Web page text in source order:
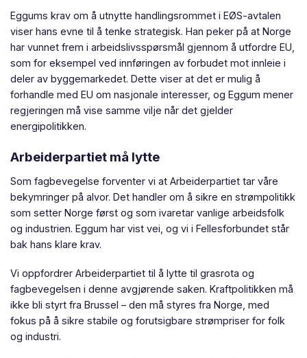
Eggums krav om å utnytte handlingsrommet i EØS-avtalen
viser hans evne til å tenke strategisk. Han peker på at Norge
har vunnet frem i arbeidslivsspørsmål gjennom å utfordre EU,
som for eksempel ved innføringen av forbudet mot innleie i
deler av byggemarkedet. Dette viser at det er mulig å
forhandle med EU om nasjonale interesser, og Eggum mener
regjeringen må vise samme vilje når det gjelder
energipolitikken.
Arbeiderpartiet må lytte
Som fagbevegelse forventer vi at Arbeiderpartiet tar våre
bekymringer på alvor. Det handler om å sikre en strømpolitikk
som setter Norge først og som ivaretar vanlige arbeidsfolk
og industrien. Eggum har vist vei, og vi i Fellesforbundet står
bak hans klare krav.
Vi oppfordrer Arbeiderpartiet til å lytte til grasrota og
fagbevegelsen i denne avgjørende saken. Kraftpolitikken må
ikke bli styrt fra Brussel – den må styres fra Norge, med
fokus på å sikre stabile og forutsigbare strømpriser for folk
og industri.